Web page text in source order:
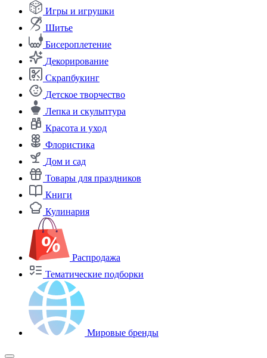
Игры и игрушки
Шитье
Бисероплетение
Декорирование
Скрапбукинг
Детское творчество
Лепка и скульптура
Красота и уход
Флористика
Дом и сад
Товары для праздников
Книги
Кулинария
Распродажа
Тематические подборки
Мировые бренды